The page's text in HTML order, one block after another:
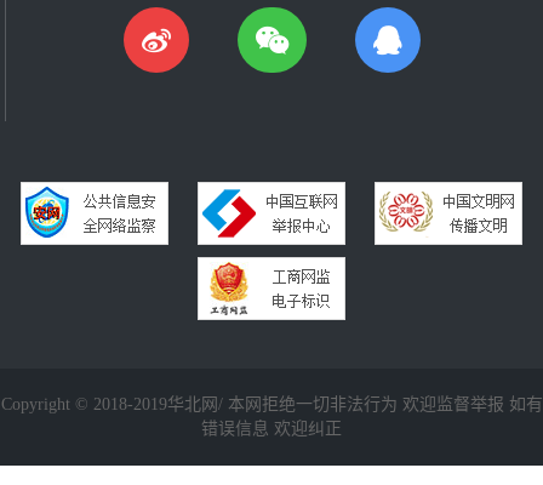
Copyright © 2018-2019华北网/ 本网拒绝一切非法行为 欢迎监督举报 如有
错误信息 欢迎纠正